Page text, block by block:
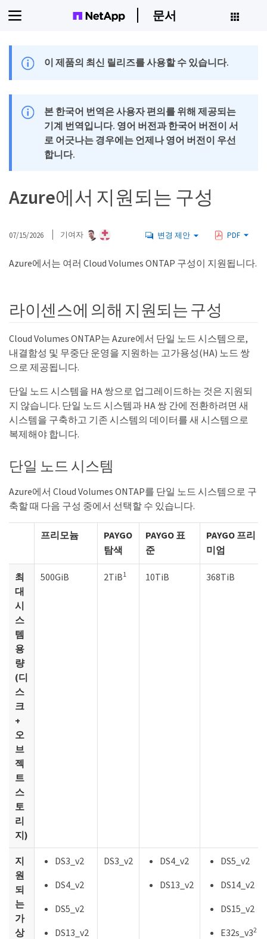
문서
이 제품의 최신 릴리즈를 사용할 수 있습니다.
본 한국어 번역은 사용자 편의를 위해 제공되는
기계 번역입니다. 영어 버전과 한국어 버전이 서
로 어긋나는 경우에는 언제나 영어 버전이 우선
합니다.
Azure에서 지원되는 구성
07/15/2026 기여자 변경 제안 PDF
Azure에서는 여러 Cloud Volumes ONTAP 구성이 지원됩니다.
라이센스에 의해 지원되는 구성
Cloud Volumes ONTAP는 Azure에서 단일 노드 시스템으로,
내결함성 및 무중단 운영을 지원하는 고가용성(HA) 노드 쌍
으로 제공됩니다.
단일 노드 시스템을 HA 쌍으로 업그레이드하는 것은 지원되
지 않습니다. 단일 노드 시스템과 HA 쌍 간에 전환하려면 새
시스템을 구축하고 기존 시스템의 데이터를 새 시스템으로
복제해야 합니다.
단일 노드 시스템
Azure에서 Cloud Volumes ONTAP를 단일 노드 시스템으로 구
축할 때 다음 구성 중에서 선택할 수 있습니다.
프리모늄
PAYGO
탐색
PAYGO 표
준
PAYGO 프리
미엄
최
대
시
스
템
용
량
(디
스
크
+
오
브
젝
트
스
토
리
지)
500GiB 2TiB1 10TiB 368TiB
지
원
되
는
가
상
DS3_v2
DS4_v2
DS5_v2
DS13_v2
DS3_v2
DS4_v2
DS13_v2
DS5_v2
DS14_v2
DS15_v2
E32s_v32